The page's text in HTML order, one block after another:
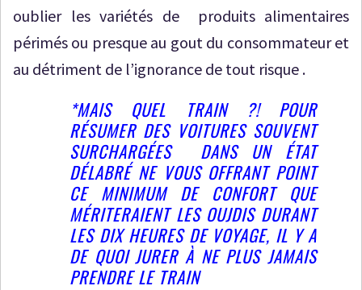
oublier les variétés de produits alimentaires
périmés ou presque au gout du consommateur et
au détriment de l’ignorance de tout risque .
*MAIS QUEL TRAIN ?! POUR
RÉSUMER DES VOITURES SOUVENT
SURCHARGÉES DANS UN ÉTAT
DÉLABRÉ NE VOUS OFFRANT POINT
CE MINIMUM DE CONFORT QUE
MÉRITERAIENT LES OUJDIS DURANT
LES DIX HEURES DE VOYAGE, IL Y A
DE QUOI JURER À NE PLUS JAMAIS
PRENDRE LE TRAIN